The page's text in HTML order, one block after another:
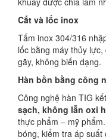
Cắt và lốc inox
Tấm inox 304/316
lốc bằng máy thủy
gãy, không biến dạng.
Hàn bồn bằng công
Công nghệ hàn TIG
sạch, không lẫn oxi
thực phẩm – mỹ
bóng, kiểm tra áp